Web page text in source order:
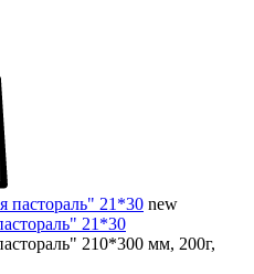
new
21*30
210*300 мм, 200г,